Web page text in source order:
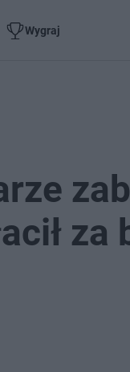
Wygraj
za